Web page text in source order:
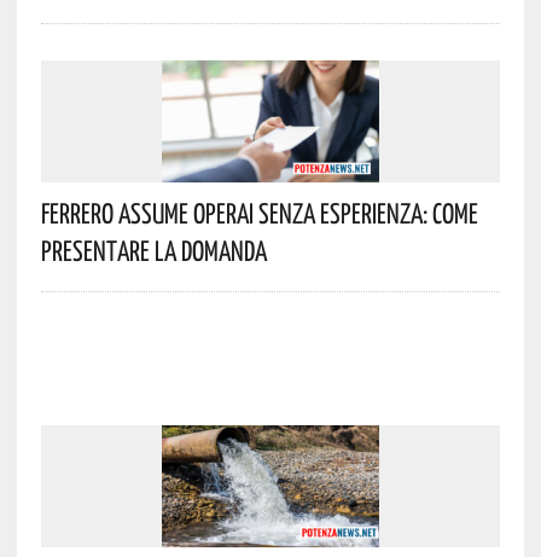
Ferrero Assume Operai Senza Esperienza: Come
Presentare La Domanda